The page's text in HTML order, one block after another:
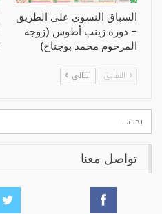
السباق النسوي على الطريق
– دورة زينب أطوس (زوجة
المرحوم محمد بوجناح)
السابق التالي
تواصل معنا